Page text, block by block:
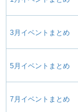
3月イベントまとめ
5月イベントまとめ
7月イベントまとめ